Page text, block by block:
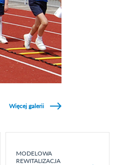
Więcej galerii
MODELOWA
REWITALIZACJA